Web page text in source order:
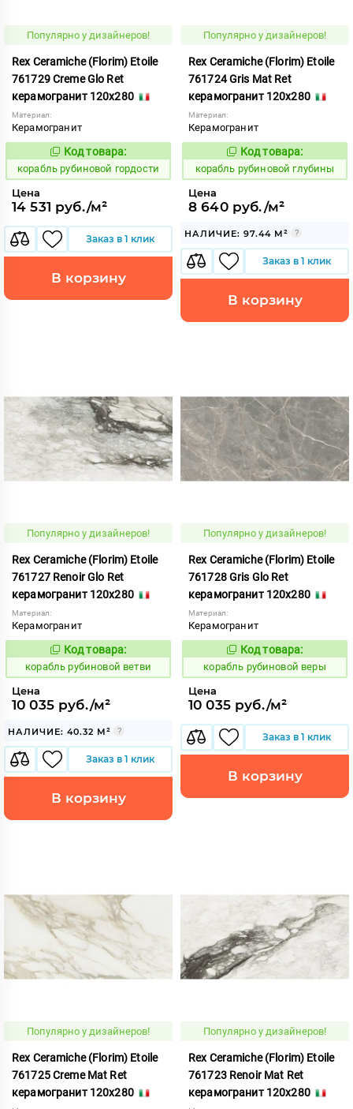
Популярно у дизайнеров!
Rex Ceramiche (Florim) Etoile
761729 Creme Glo Ret
керамогранит 120x280
Материал:
Керамогранит
775518
Код товара:
корабль рубиновой гордости
Цена
14 531 руб./м²
Заказ в 1 клик
В корзину
Популярно у дизайнеров!
Rex Ceramiche (Florim) Etoile
761724 Gris Mat Ret
керамогранит 120x280
Материал:
Керамогранит
775517
Код товара:
корабль рубиновой глубины
Цена
8 640 руб./м²
НАЛИЧИЕ: 97.44 М²
Заказ в 1 клик
В корзину
Популярно у дизайнеров!
Rex Ceramiche (Florim) Etoile
761727 Renoir Glo Ret
керамогранит 120x280
Материал:
Керамогранит
775509
Код товара:
корабль рубиновой ветви
Цена
10 035 руб./м²
НАЛИЧИЕ: 40.32 М²
Заказ в 1 клик
В корзину
Популярно у дизайнеров!
Rex Ceramiche (Florim) Etoile
761728 Gris Glo Ret
керамогранит 120x280
Материал:
Керамогранит
775508
Код товара:
корабль рубиновой веры
Цена
10 035 руб./м²
Заказ в 1 клик
В корзину
Популярно у дизайнеров!
Rex Ceramiche (Florim) Etoile
761725 Creme Mat Ret
керамогранит 120x280
Популярно у дизайнеров!
Rex Ceramiche (Florim) Etoile
761723 Renoir Mat Ret
керамогранит 120x280